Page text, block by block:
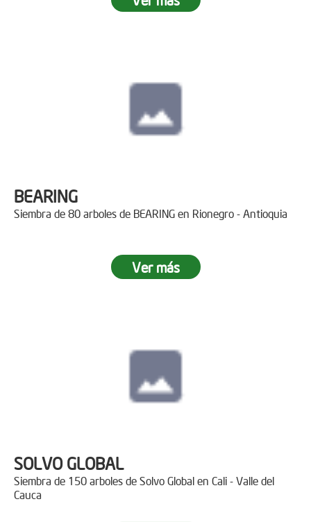
BEARING
Siembra de 80 arboles de BEARING en Rionegro - Antioquia
Ver más
SOLVO GLOBAL
Siembra de 150 arboles de Solvo Global en Cali - Valle del
Cauca